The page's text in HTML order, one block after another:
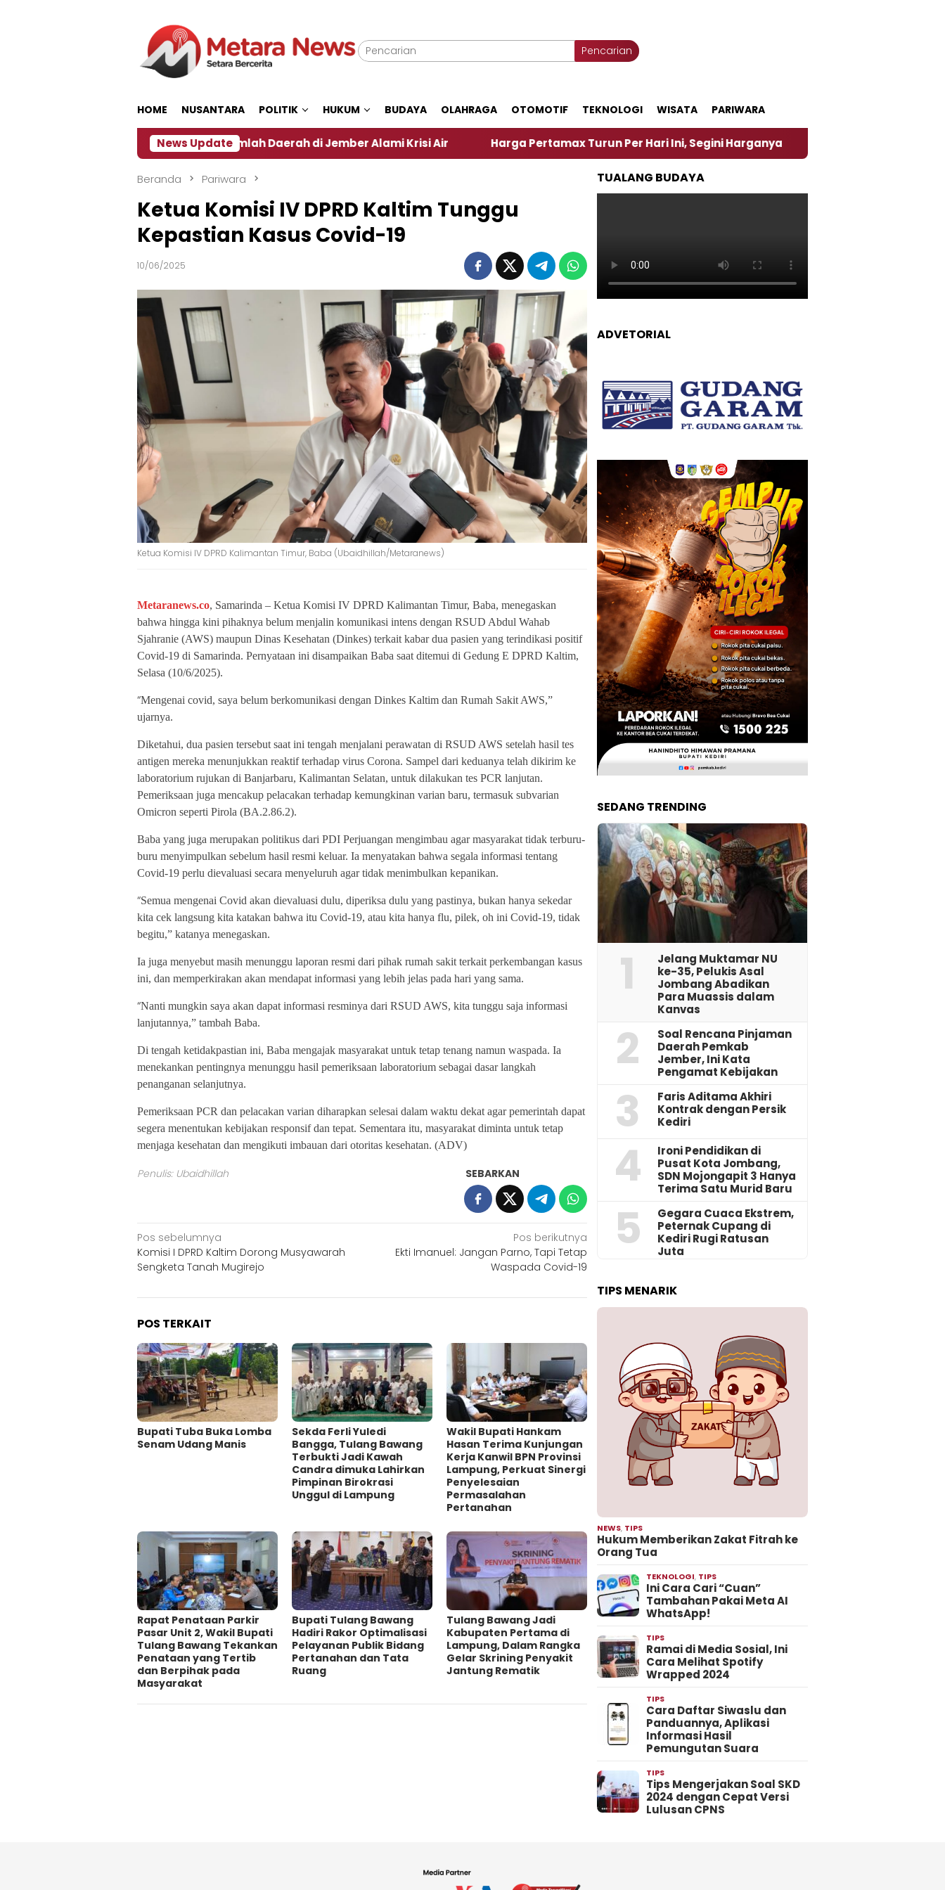
Pencarian
HOME NUSANTARA POLITIK HUKUM BUDAYA OLAHRAGA OTOMOTIF TEKNOLOGI WISATA PARIWARA
News Update
Dampak El Nino, Sejumlah Daerah di Jember Alami Krisi Air Harga Pertamax Turun Per Hari Ini, Segini Harganya ‎Nasirun Maestro Lukis Pemadu
Beranda Pariwara
Ketua Komisi IV DPRD Kaltim Tunggu
Kepastian Kasus Covid-19
10/06/2025
Ketua Komisi IV DPRD Kalimantan Timur, Baba (Ubaidhillah/Metaranews)
Metaranews.co, Samarinda – Ketua Komisi IV DPRD Kalimantan Timur, Baba, menegaskan
bahwa hingga kini pihaknya belum menjalin komunikasi intens dengan RSUD Abdul Wahab
Sjahranie (AWS) maupun Dinas Kesehatan (Dinkes) terkait kabar dua pasien yang terindikasi positif
Covid-19 di Samarinda. Pernyataan ini disampaikan Baba saat ditemui di Gedung E DPRD Kaltim,
Selasa (10/6/2025).
“Mengenai covid, saya belum berkomunikasi dengan Dinkes Kaltim dan Rumah Sakit AWS,”
ujarnya.
Diketahui, dua pasien tersebut saat ini tengah menjalani perawatan di RSUD AWS setelah hasil tes
antigen mereka menunjukkan reaktif terhadap virus Corona. Sampel dari keduanya telah dikirim ke
laboratorium rujukan di Banjarbaru, Kalimantan Selatan, untuk dilakukan tes PCR lanjutan.
Pemeriksaan juga mencakup pelacakan terhadap kemungkinan varian baru, termasuk subvarian
Omicron seperti Pirola (BA.2.86.2).
Baba yang juga merupakan politikus dari PDI Perjuangan mengimbau agar masyarakat tidak terburu-
buru menyimpulkan sebelum hasil resmi keluar. Ia menyatakan bahwa segala informasi tentang
Covid-19 perlu dievaluasi secara menyeluruh agar tidak menimbulkan kepanikan.
“Semua mengenai Covid akan dievaluasi dulu, diperiksa dulu yang pastinya, bukan hanya sekedar
kita cek langsung kita katakan bahwa itu Covid-19, atau kita hanya flu, pilek, oh ini Covid-19, tidak
begitu,” katanya menegaskan.
Ia juga menyebut masih menunggu laporan resmi dari pihak rumah sakit terkait perkembangan kasus
ini, dan memperkirakan akan mendapat informasi yang lebih jelas pada hari yang sama.
“Nanti mungkin saya akan dapat informasi resminya dari RSUD AWS, kita tunggu saja informasi
lanjutannya,” tambah Baba.
Di tengah ketidakpastian ini, Baba mengajak masyarakat untuk tetap tenang namun waspada. Ia
menekankan pentingnya menunggu hasil pemeriksaan laboratorium sebagai dasar langkah
penanganan selanjutnya.
Pemeriksaan PCR dan pelacakan varian diharapkan selesai dalam waktu dekat agar pemerintah dapat
segera menentukan kebijakan responsif dan tepat. Sementara itu, masyarakat diminta untuk tetap
menjaga kesehatan dan mengikuti imbauan dari otoritas kesehatan. (ADV)
Penulis: Ubaidhillah SEBARKAN
Navigasi
pos
Pos sebelumnya
Komisi I DPRD Kaltim Dorong Musyawarah
Sengketa Tanah Mugirejo
Pos berikutnya
Ekti Imanuel: Jangan Parno, Tapi Tetap
Waspada Covid-19
POS TERKAIT
Bupati Tuba Buka Lomba
Senam Udang Manis
Sekda Ferli Yuledi
Bangga, Tulang Bawang
Terbukti Jadi Kawah
Candra dimuka Lahirkan
Pimpinan Birokrasi
Unggul di Lampung
Wakil Bupati Hankam
Hasan Terima Kunjungan
Kerja Kanwil BPN Provinsi
Lampung, Perkuat Sinergi
Penyelesaian
Permasalahan
Pertanahan
Rapat Penataan Parkir
Pasar Unit 2, Wakil Bupati
Tulang Bawang Tekankan
Penataan yang Tertib
dan Berpihak pada
Masyarakat
Bupati Tulang Bawang
Hadiri Rakor Optimalisasi
Pelayanan Publik Bidang
Pertanahan dan Tata
Ruang
Tulang Bawang Jadi
Kabupaten Pertama di
Lampung, Dalam Rangka
Gelar Skrining Penyakit
Jantung Rematik
TUALANG BUDAYA
ADVETORIAL
SEDANG TRENDING
1
Jelang Muktamar NU
ke-35, Pelukis Asal
Jombang Abadikan
Para Muassis dalam
Kanvas
2
‎Soal Rencana Pinjaman
Daerah Pemkab
Jember, Ini Kata
Pengamat Kebijakan ‎
3
Faris Aditama Akhiri
Kontrak dengan Persik
Kediri
4
Ironi Pendidikan di
Pusat Kota Jombang,
SDN Mojongapit 3 Hanya
Terima Satu Murid Baru
5
‎Gegara Cuaca Ekstrem,
Peternak Cupang di
Kediri Rugi Ratusan
Juta
TIPS MENARIK
NEWS, TIPS
Hukum Memberikan Zakat Fitrah ke
Orang Tua
TEKNOLOGI, TIPS
Ini Cara Cari “Cuan”
Tambahan Pakai Meta AI
WhatsApp!
TIPS
Ramai di Media Sosial, Ini
Cara Melihat Spotify
Wrapped 2024
TIPS
Cara Daftar Siwaslu dan
Panduannya, Aplikasi
Informasi Hasil
Pemungutan Suara
TIPS
Tips Mengerjakan Soal SKD
2024 dengan Cepat Versi
Lulusan CPNS